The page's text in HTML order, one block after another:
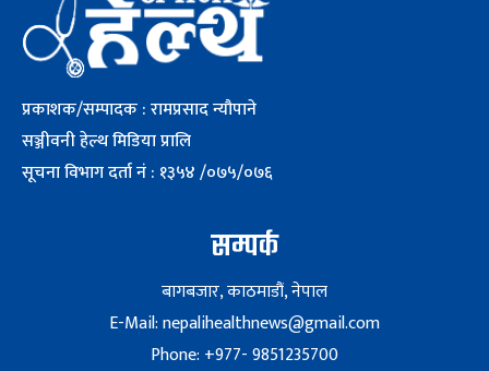
प्रकाशक/सम्पादक : रामप्रसाद न्यौपाने
सञ्जीवनी हेल्थ मिडिया प्रालि
सूचना विभाग दर्ता नं : १३५४ /०७५/०७६
सम्पर्क
बागबजार, काठमाडौं, नेपाल
E-Mail: nepalihealthnews@gmail.com
Phone: +977- 9851235700